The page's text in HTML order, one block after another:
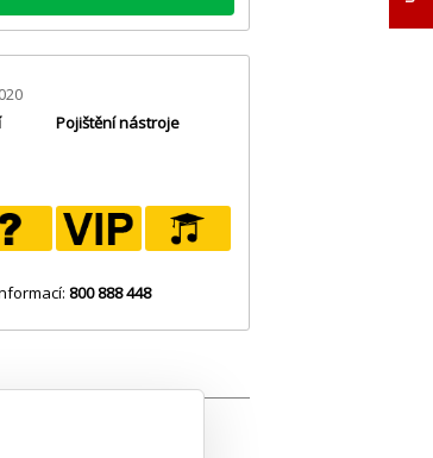
Pojištění nástroje
800 888 448